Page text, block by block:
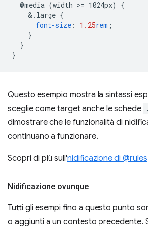
@media (width >= 1024px)
{
& .large {
font-size : 1.25rem ;
}
}
}
Questo esempio mostra la sintassi
sceglie come target anche le schede
dimostrare che le funzionalità di
continuano a funzionare.
Scopri di più sull'nidificazione di @rules.
Nidificazione ovunque
Tutti gli esempi fino a questo punto
o aggiunti a un contesto precedente.